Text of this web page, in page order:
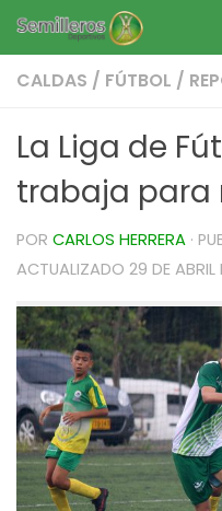
Saltar al contenido
CALDAS / FÚTBOL /
La Liga de
trabaja para
POR CARLOS HERRERA ·
ACTUALIZADO 29 DE